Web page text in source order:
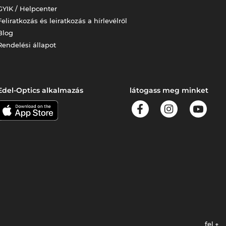
/ Helpcenter
és leiratkozás a hírlevélről
állapot
Optics alkalmazás látogass meg minket
fel